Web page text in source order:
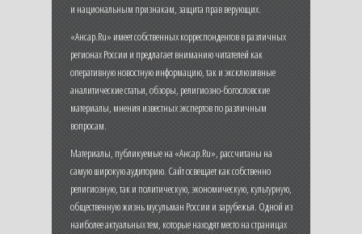
и национальным признакам, защита прав верующих.
«Ансар.Ru» имеет собственных корреспондентов в различных
регионах России и предлагает вниманию читателей как
оперативную новостную информацию, так и эксклюзивные
аналитические статьи, обзоры, религиозно-богословские
материалы, мнения известных экспертов по различным
вопросам.
Материалы, публикуемые на «Ансар.Ru», рассчитаны на
самую широкую аудиторию. Сайт освещает как собственно
религиозную, так и политическую, экономическую, культурную,
общественную жизнь мусульман России и зарубежья. Одной из
наиболее актуальных тем, которые находят место на страницах